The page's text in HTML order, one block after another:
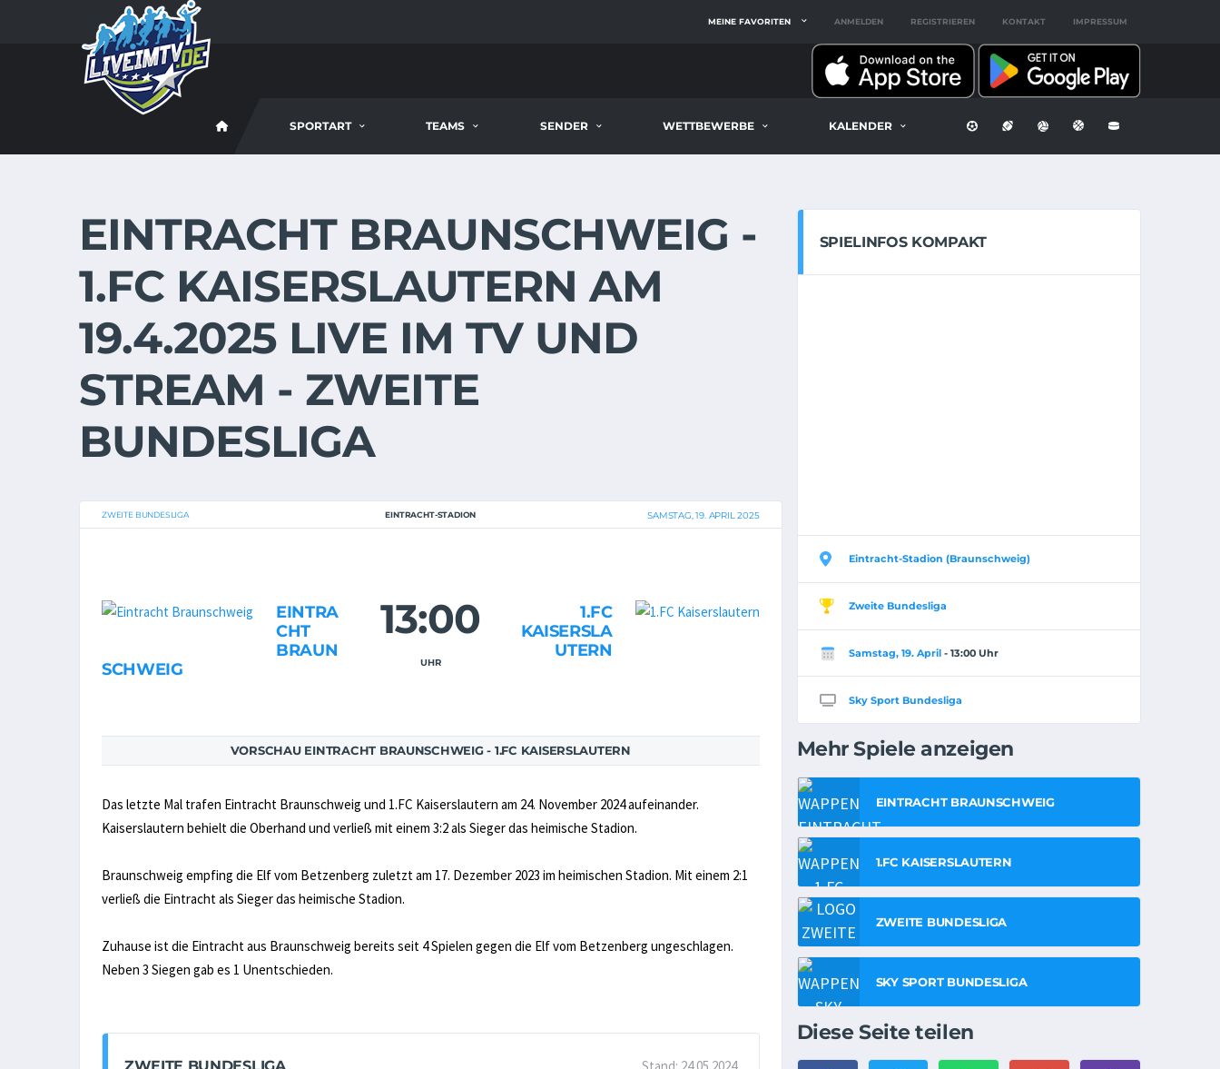
MEINE FAVORITEN ANMELDEN REGISTRIEREN KONTAKT IMPRESSUM
SPORTART TEAMS SENDER WETTBEWERBE KALENDER
EINTRACHT BRAUNSCHWEIG -
1.FC KAISERSLAUTERN AM
19.4.2025 LIVE IM TV UND
STREAM - ZWEITE
BUNDESLIGA
ZWEITE BUNDESLIGA EINTRACHT-STADION SAMSTAG, 19. APRIL 2025
EINTRA
CHT
BRAUN
SCHWEIG
13:00
UHR
1.FC
KAISERSLA
UTERN
VORSCHAU EINTRACHT BRAUNSCHWEIG - 1.FC KAISERSLAUTERN
Das letzte Mal trafen Eintracht Braunschweig und 1.FC Kaiserslautern am 24. November 2024 aufeinander.
Kaiserslautern behielt die Oberhand und verließ mit einem 3:2 als Sieger das heimische Stadion.
Braunschweig empfing die Elf vom Betzenberg zuletzt am 17. Dezember 2023 im heimischen Stadion. Mit einem 2:1
verließ die Eintracht als Sieger das heimische Stadion.
Zuhause ist die Eintracht aus Braunschweig bereits seit 4 Spielen gegen die Elf vom Betzenberg ungeschlagen.
Neben 3 Siegen gab es 1 Unentschieden.
Stand: 24.05.2024
SPIELINFOS KOMPAKT
Eintracht-Stadion (Braunschweig)
Zweite Bundesliga
Samstag, 19. April- 13:00 Uhr
Sky Sport Bundesliga
Mehr Spiele anzeigen
EINTRACHT BRAUNSCHWEIG
1.FC KAISERSLAUTERN
ZWEITE BUNDESLIGA
SKY SPORT BUNDESLIGA
Diese Seite teilen